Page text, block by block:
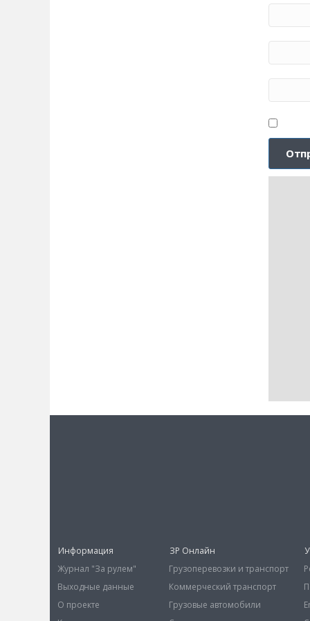
Информация
Журнал "За рулем"
Выходные данные
О проекте
ЗР Онлайн
Грузоперевозки и транспорт
Коммерческий транспорт
Грузовые автомобили